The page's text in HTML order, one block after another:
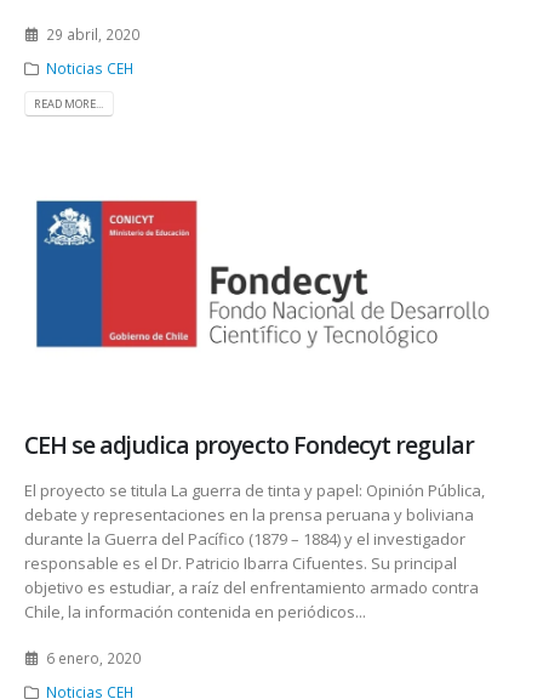
29 abril, 2020
Noticias CEH
READ MORE...
CEH se adjudica proyecto Fondecyt regular
El proyecto se titula La guerra de tinta y papel: Opinión Pública,
debate y representaciones en la prensa peruana y boliviana
durante la Guerra del Pacífico (1879 – 1884) y el investigador
responsable es el Dr. Patricio Ibarra Cifuentes. Su principal
objetivo es estudiar, a raíz del enfrentamiento armado contra
Chile, la información contenida en periódicos...
6 enero, 2020
Noticias CEH